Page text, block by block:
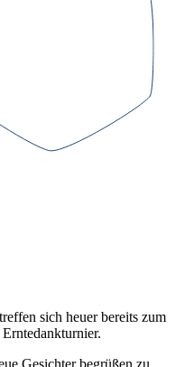
sich heuer bereits zum
Gesichter begrüßen zu